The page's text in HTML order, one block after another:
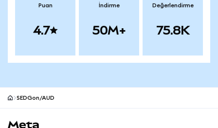
Puan
4.7
İndirme
50M+
Değerlendirme
75.8K
SEDGon/AUD